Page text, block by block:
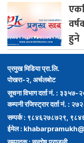
हुने
प्रमुख मिडिया प्रा.लि.
पोखरा-२, अर्चलबोट
सूचना विभाग दर्ता नं. : ३३५७-
कम्पनी रजिस्ट्रार दर्ता नं. :
सम्पर्क : ९८४६२७८७२९,
ईमेल :